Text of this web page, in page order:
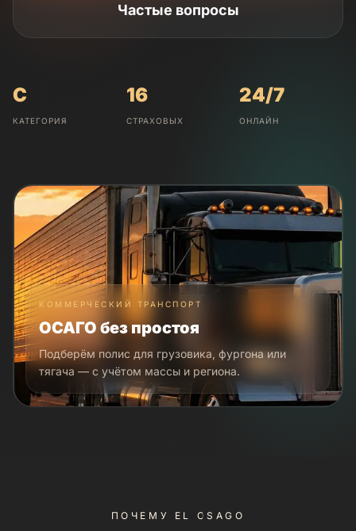
Частые вопросы
C
КАТЕГОРИЯ
16
СТРАХОВЫХ
24/7
ОНЛАЙН
КОММЕРЧЕСКИЙ ТРАНСПОРТ
ОСАГО без простоя
Подберём полис для грузовика, фургона или
тягача — с учётом массы и региона.
ПОЧЕМУ EL OSAGO